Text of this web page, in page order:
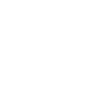
برخی معتقد هستند
ورطهٔ تکرار افتاده